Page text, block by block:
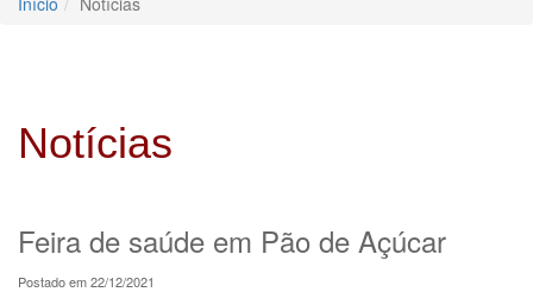
Notícias
Feira de saúde em Pão de Açúcar
Postado em 22/12/2021